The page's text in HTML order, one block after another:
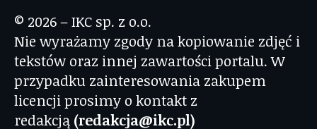
© 2026 – IKC sp. z o.o.
Nie wyrażamy zgody na kopiowanie zdjęć i
tekstów oraz innej zawartości portalu. W
przypadku zainteresowania zakupem
licencji prosimy o kontakt z
redakcją (redakcja@ikc.pl)